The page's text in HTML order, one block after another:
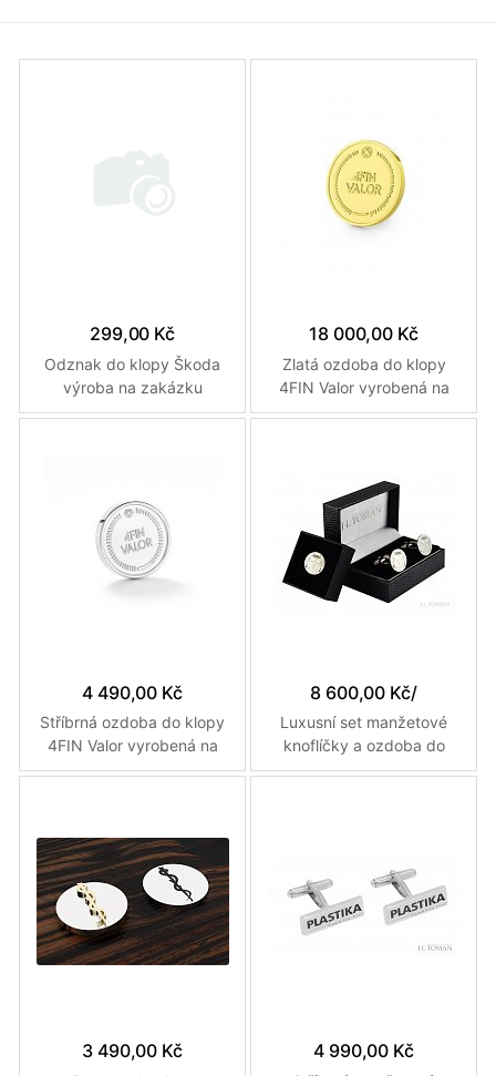
299,00 Kč
Odznak do klopy Škoda
výroba na zakázku
18 000,00 Kč
Zlatá ozdoba do klopy
4FIN Valor vyrobená na
zakázku
4 490,00 Kč
Stříbrná ozdoba do klopy
4FIN Valor vyrobená na
zakázku
8 600,00 Kč/
Luxusní set manžetové
knoflíčky a ozdoba do
klopy s osobním erbem
3 490,00 Kč 4 990,00 Kč